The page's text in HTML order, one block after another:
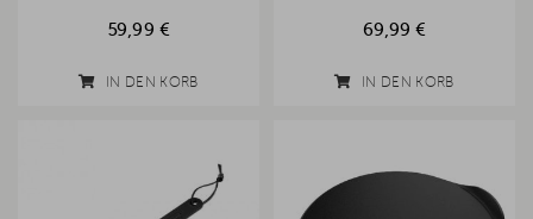
59,99 €
IN DEN KORB
69,99 €
IN DEN KORB